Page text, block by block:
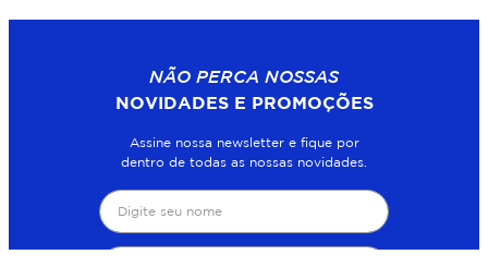
NÃO PERCA NOSSAS
NOVIDADES E PROMOÇÕES
Assine nossa newsletter e fique por
dentro de todas as nossas novidades.